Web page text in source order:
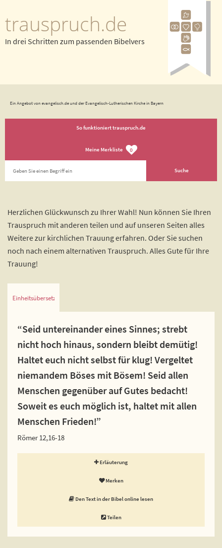
trauspruch.de
In drei Schritten zum passenden Bibelvers
Ein Angebot von evangelisch.de und der Evangelisch-Lutherischen Kirche in Bayern
So funktioniert trauspruch.de
Meine Merkliste 0
Herzlichen Glückwunsch zu Ihrer Wahl! Nun können Sie Ihren
Trauspruch mit anderen teilen und auf unseren Seiten alles
Weitere zur kirchlichen Trauung erfahren. Oder Sie suchen
noch nach einem alternativen Trauspruch. Alles Gute für Ihre
Trauung!
Einheitsübersetzung
“Seid untereinander eines Sinnes; strebt
nicht hoch hinaus, sondern bleibt demütig!
Haltet euch nicht selbst für klug! Vergeltet
niemandem Böses mit Bösem! Seid allen
Menschen gegenüber auf Gutes bedacht!
Soweit es euch möglich ist, haltet mit allen
Menschen Frieden!”
Römer 12,16-18
Erläuterung
Merken
Den Text in der Bibel online lesen
Teilen